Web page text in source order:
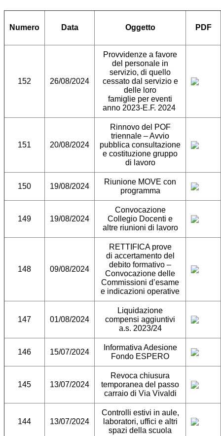
Numero Data Oggetto PDF
152 26/08/2024
Provvidenze a favore
del personale in
servizio, di quello
cessato dal servizio e
delle loro
famiglie per eventi
anno 2023-E.F. 2024
151 20/08/2024
Rinnovo del POF
triennale – Avvio
pubblica consultazione
e costituzione gruppo
di lavoro
150 19/08/2024
Riunione MOVE con
programma
149 19/08/2024
Convocazione
Collegio Docenti e
altre riunioni di lavoro
148 09/08/2024
RETTIFICA prove
di accertamento del
debito formativo –
Convocazione delle
Commissioni d’esame
e indicazioni operative
147 01/08/2024
Liquidazione
compensi aggiuntivi
a.s. 2023/24
146 15/07/2024
Informativa Adesione
Fondo ESPERO
145 13/07/2024
Revoca chiusura
temporanea del passo
carraio di Via Vivaldi
144 13/07/2024
Controlli estivi in aule,
laboratori, uffici e altri
spazi della scuola